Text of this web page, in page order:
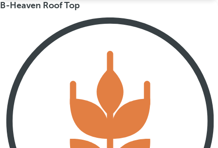
B-Heaven Roof Top